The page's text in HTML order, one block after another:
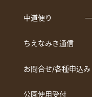
中道便り ―
ちえなみき通信
お問合せ/各種申込み
公園使用受付